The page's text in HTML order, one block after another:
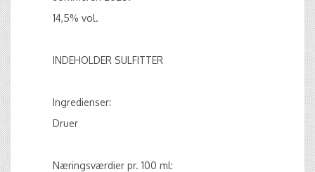
14,5% vol.
INDEHOLDER SULFITTER
Ingredienser:
Druer
Næringsværdier pr. 100 ml: